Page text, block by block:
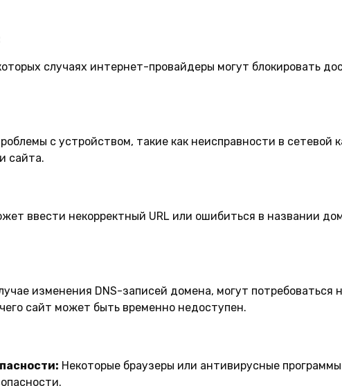
случаях интернет-провайдеры могут блокировать
с устройством, такие как неисправности в сетевой
сайта.
ввести некорректный URL или ошибиться в названии
изменения DNS-записей домена, могут потребоваться
сайт может быть временно недоступен.
Некоторые браузеры или антивирусные